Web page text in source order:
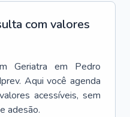
com valores
Geriatra em
Pedro
Aqui você agenda
acessíveis, sem
adesão.